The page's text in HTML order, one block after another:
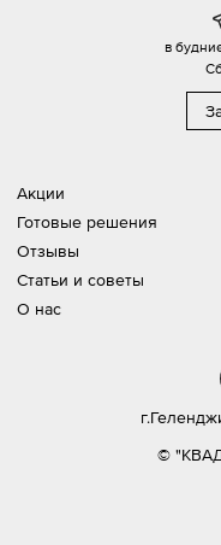
Акции
Готовые решения
Отзывы
Статьи и советы
О нас
в
©